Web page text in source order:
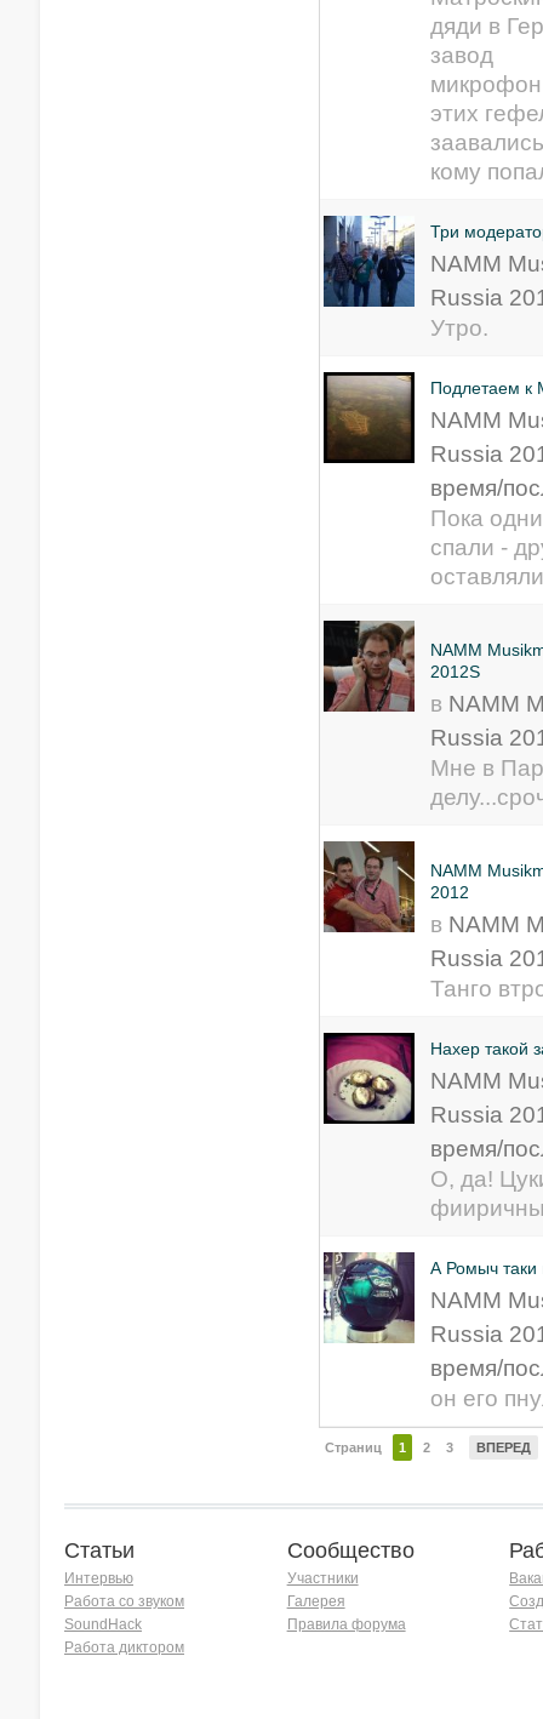
дяди в
завод
этих
кому
Три
NAMM
Russia
Утро.
Подлетаем к
NAMM
Russia
время/
Пока
спали -
NAMM
2012S
в NAMM
Russia
Мне в
NAMM
2012
в NAMM
Russia
Танго
Нахер такой
NAMM
Russia
время/
О, да!
А Ромыч таки
NAMM
Russia
время/
он его
Страниц 1 2 3 ВПЕРЕД
Статьи
Интервью
Работа со звуком
SoundHack
Работа диктором
Сообщество
Участники
Галерея
Правила форума